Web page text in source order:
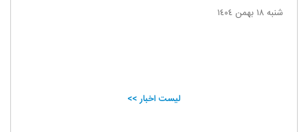
شنبه ١٨ بهمن ١٤٠٤
لیست اخبار >>